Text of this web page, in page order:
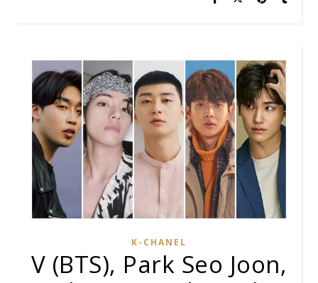
K-CHANEL
V (BTS), Park Seo Joon,